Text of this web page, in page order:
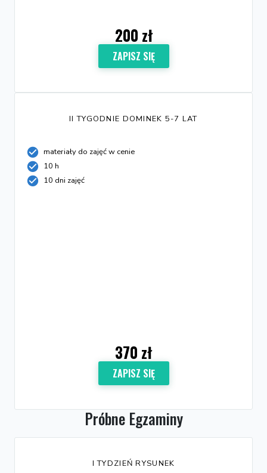
200 zł
ZAPISZ SIĘ
II TYGODNIE DOMINEK 5-7 LAT
materiały do zajęć w cenie
10 h
10 dni zajęć
370 zł
ZAPISZ SIĘ
Próbne Egzaminy
I TYDZIEŃ RYSUNEK